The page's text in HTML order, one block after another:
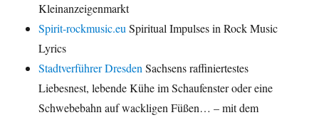
Kleinanzeigenmarkt
Spirit-rockmusic.eu Spiritual Impulses in Rock Music
Lyrics
Stadtverführer Dresden Sachsens raffiniertestes
Liebesnest, lebende Kühe im Schaufenster oder eine
Schwebebahn auf wackligen Füßen… – mit dem